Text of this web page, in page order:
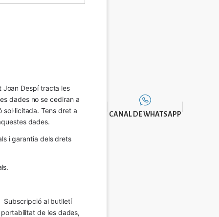
Joan Despí tracta les
dades no se cediran a
Tens dret a
dades.
i garantia dels drets
Subscripció al butlletí
de les dades,
CANAL DE WHATSAPP